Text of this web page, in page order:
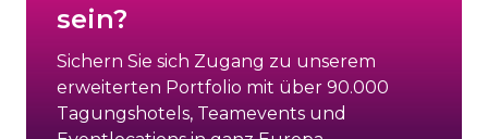
sein?
Sichern Sie sich Zugang zu unserem
erweiterten Portfolio mit über 90.000
Tagungshotels, Teamevents und